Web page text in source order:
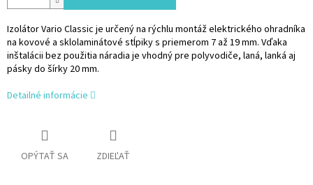
Izolátor Vario Classic je určený na rýchlu montáž elektrického ohradníka
na kovové a sklolaminátové stĺpiky s priemerom 7 až 19 mm. Vďaka
inštalácii bez použitia náradia je vhodný pre polyvodiče, laná, lanká aj
pásky do šírky 20 mm.
Detailné informácie
OPÝTAŤ SA ZDIEĽAŤ